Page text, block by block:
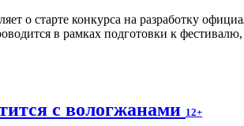
о старте конкурса на разработку
в рамках подготовки к
с вологжанами 12+